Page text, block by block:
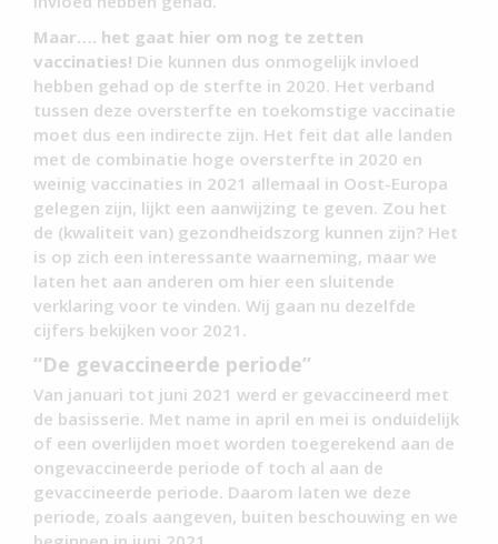
Maar…. het gaat hier om nog te zetten
vaccinaties! Die kunnen dus onmogelijk invloed
hebben gehad op de sterfte in 2020. Het verband
tussen deze oversterfte en toekomstige vaccinatie
moet dus een indirecte zijn. Het feit dat alle landen
met de combinatie hoge oversterfte in 2020 en
weinig vaccinaties in 2021 allemaal in Oost-Europa
gelegen zijn, lijkt een aanwijzing te geven. Zou het
de (kwaliteit van) gezondheidszorg kunnen zijn? Het
is op zich een interessante waarneming, maar we
laten het aan anderen om hier een sluitende
verklaring voor te vinden. Wij gaan nu dezelfde
cijfers bekijken voor 2021.
“De gevaccineerde periode”
Van januari tot juni 2021 werd er gevaccineerd met
de basisserie. Met name in april en mei is onduidelijk
of een overlijden moet worden toegerekend aan de
ongevaccineerde periode of toch al aan de
gevaccineerde periode. Daarom laten we deze
periode, zoals aangeven, buiten beschouwing en we